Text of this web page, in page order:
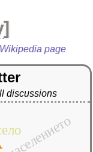
]
Wikipedia page
discussions
населението